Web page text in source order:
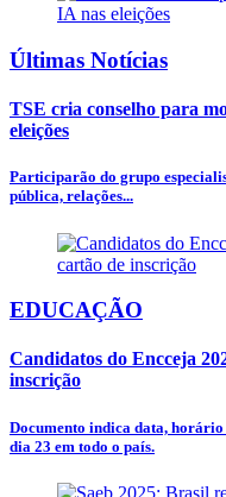
Últimas Notícias
TSE cria conselho para
eleições
Participarão do grupo
pública, relações...
EDUCAÇÃO
Candidatos do Encceja
inscrição
Documento indica data, horário
dia 23 em todo o país.